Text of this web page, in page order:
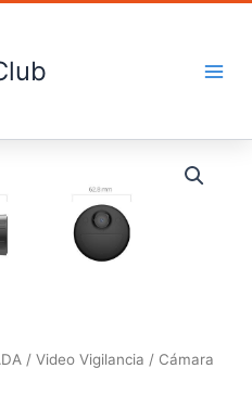
/ Video Vigilancia / Cámara